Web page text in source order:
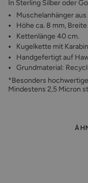
In Sterling Silber oder
Muschelanhänger
Höhe ca. 8 mm,
Kettenlänge 40 cm.
Kugelkette mit
Handgefertigt auf
Grundmaterial:
*Besonders
Mindestens 2,5 Micron